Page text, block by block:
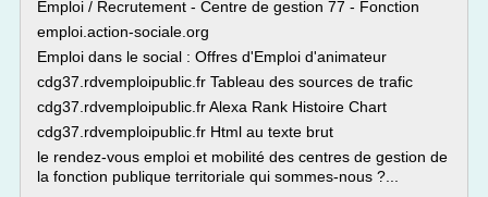
Emploi / Recrutement - Centre de gestion 77 - Fonction
emploi.action-sociale.org
Emploi dans le social : Offres d'Emploi d'animateur
cdg37.rdvemploipublic.fr Tableau des sources de trafic
cdg37.rdvemploipublic.fr Alexa Rank Histoire Chart
cdg37.rdvemploipublic.fr Html au texte brut
le rendez-vous emploi et mobilité des centres de gestion de
la fonction publique territoriale qui sommes-nous ?...